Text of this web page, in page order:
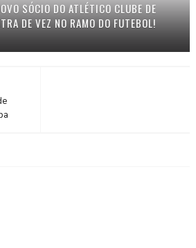
SÓCIO DO ATLÉTICO CLUBE DE
DE VEZ NO RAMO DO FUTEBOL!